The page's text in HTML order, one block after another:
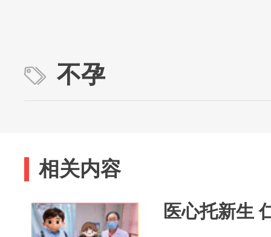
不孕
相关内容
医心托新生